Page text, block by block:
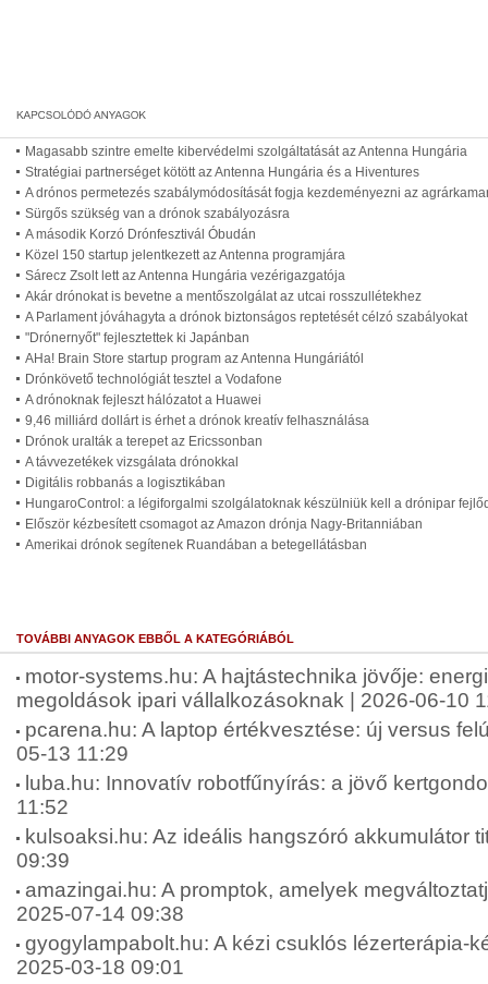
Magasabb szintre emelte kibervédelmi szolgáltatását az Antenna Hungária
Stratégiai partnerséget kötött az Antenna Hungária és a Hiventures
A drónos permetezés szabálymódosítását fogja kezdeményezni az
Sürgős szükség van a drónok szabályozásra
A második Korzó Drónfesztivál Óbudán
Közel 150 startup jelentkezett az Antenna programjára
Sárecz Zsolt lett az Antenna Hungária vezérigazgatója
Akár drónokat is bevetne a mentőszolgálat az utcai rosszullétekhez
A Parlament jóváhagyta a drónok biztonságos reptetését célzó szabályokat
"Drónernyőt" fejlesztettek ki Japánban
AHa! Brain Store startup program az Antenna Hungáriától
Drónkövető technológiát tesztel a Vodafone
A drónoknak fejleszt hálózatot a Huawei
9,46 milliárd dollárt is érhet a drónok kreatív felhasználása
Drónok uralták a terepet az Ericssonban
A távvezetékek vizsgálata drónokkal
Digitális robbanás a logisztikában
HungaroControl: a légiforgalmi szolgálatoknak készülniük kell a drónipar
Először kézbesített csomagot az Amazon drónja Nagy-Britanniában
Amerikai drónok segítenek Ruandában a betegellátásban
TOVÁBBI ANYAGOK EBBŐL A KATEGÓRIÁBÓL
motor-systems.hu: A hajtástechnika jövője:
megoldások ipari vállalkozásoknak | 2026-06-10
pcarena.hu: A laptop értékvesztése: új versus
05-13 11:29
luba.hu: Innovatív robotfűnyírás: a jövő
11:52
kulsoaksi.hu: Az ideális hangszóró akkumulátor
09:39
amazingai.hu: A promptok, amelyek
2025-07-14 09:38
gyogylampabolt.hu: A kézi csuklós lézerterápia-
2025-03-18 09:01